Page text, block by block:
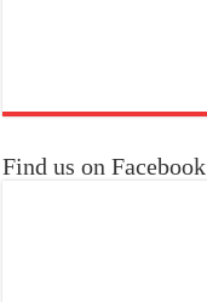
Find us on Facebook